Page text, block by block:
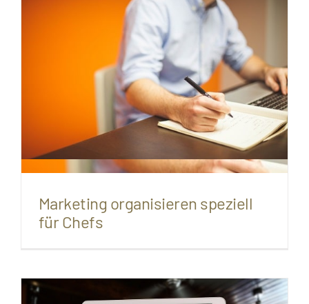
Marketing organisieren speziell
für Chefs